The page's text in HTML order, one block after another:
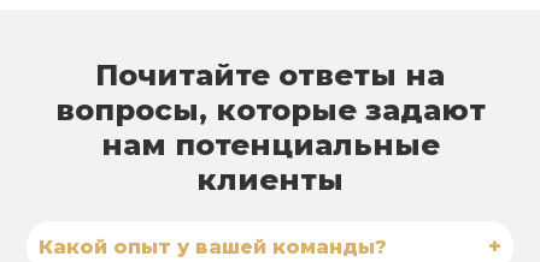
Почитайте ответы на
вопросы, которые задают
нам потенциальные
клиенты
Какой опыт у вашей команды? +